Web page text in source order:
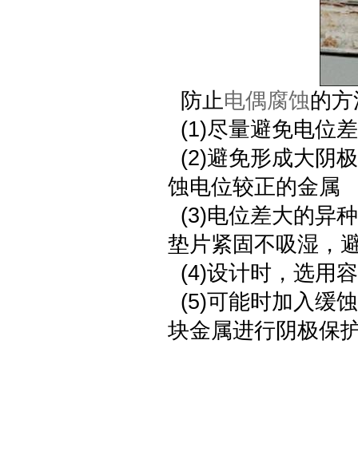
防止电偶腐蚀的
(1)尽量避免电位
(2)避免形成大阴
蚀电位较正的金属
(3)电位差大的异
垫片紧固不吸湿，
(4)设计时，选用
(5)可能时加入缓
块金属进行阴极保